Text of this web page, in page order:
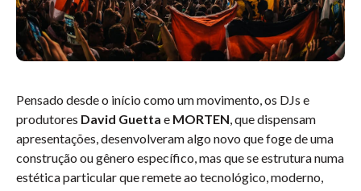
Pensado desde o início como um movimento, os DJs e
produtores David Guetta e MORTEN, que dispensam
apresentações, desenvolveram algo novo que foge de uma
construção ou gênero específico, mas que se estrutura numa
estética particular que remete ao tecnológico, moderno,